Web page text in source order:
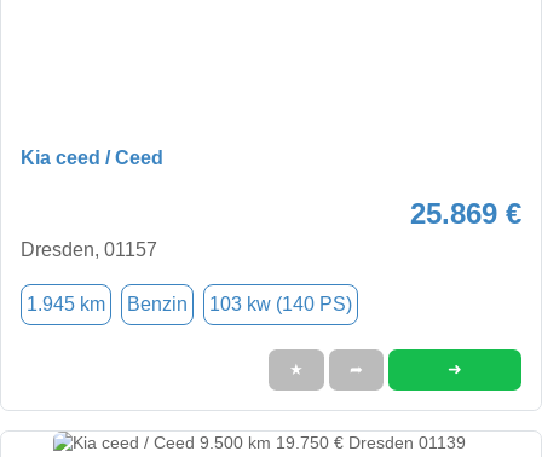
Kia ceed / Ceed
25.869 €
Dresden, 01157
1.945 km Benzin 103 kw (140 PS)
★ ➦ ➜